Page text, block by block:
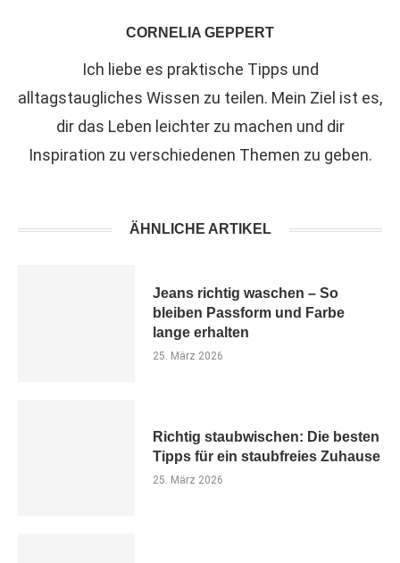
CORNELIA GEPPERT
Ich liebe es praktische Tipps und
alltagstaugliches Wissen zu teilen. Mein Ziel ist es,
dir das Leben leichter zu machen und dir
Inspiration zu verschiedenen Themen zu geben.
ÄHNLICHE ARTIKEL
Jeans richtig waschen – So
bleiben Passform und Farbe
lange erhalten
25. März 2026
Richtig staubwischen: Die besten
Tipps für ein staubfreies Zuhause
25. März 2026